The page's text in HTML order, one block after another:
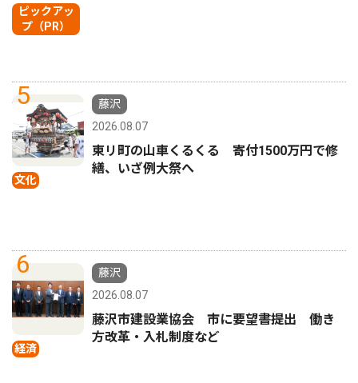
ピックアッ
プ（PR）
5
文化
藤沢
2026.08.07
東リ町の山車くるくる 寄付1500万円で修
繕、いざ例大祭へ
6
経済
藤沢
2026.08.07
藤沢市建設業協会 市に要望書提出 働き
方改革・入札制度など